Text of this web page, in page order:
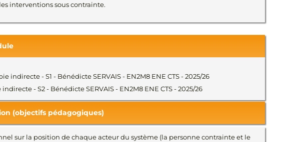
interventions sous contrainte.
indirecte - S1 - Bénédicte SERVAIS - EN2M8 ENE CTS - 2025/26
- S2 - Bénédicte SERVAIS - EN2M8 ENE CTS - 2025/26
(objectifs pédagogiques)
sur la position de chaque acteur du système (la personne contrainte et le